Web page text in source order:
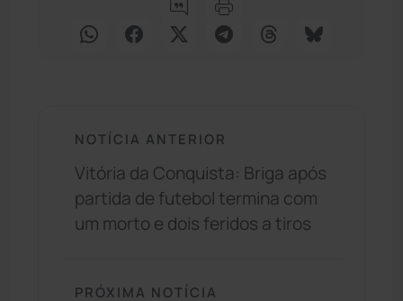
NOTÍCIA ANTERIOR
Vitória da Conquista: Briga após
partida de futebol termina com
um morto e dois feridos a tiros
PRÓXIMA NOTÍCIA